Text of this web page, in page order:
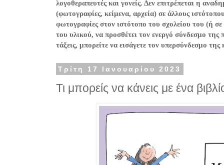
λογοθεραπευτές και γονείς. Δεν επιτρέπεται η
(φωτογραφίες, κείμενα, αρχεία) σε άλλους
φωτογραφίες στον ιστότοπο του σχολείου του (ή
του υλικού, να προσθέτει τον ενεργό σύνδεσμο
τάξεις, μπορείτε να εισάγετε τον υπερσύνδεσμο
Τρίτη 17 Ιανουαρίου 2023
Τι μπορείς να κάνεις με ένα